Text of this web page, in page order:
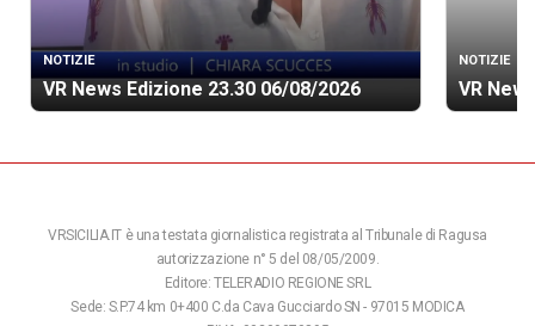
NOTIZIE
VR News Edizione 23.30 06/08/2026
NOTIZIE
VR
VRSICILIA.IT è una testata giornalistica registrata al Tribunale di Ragusa
autorizzazione n° 5 del 08/05/2009.
Editore: TELERADIO REGIONE SRL
Sede: S.P.74 km 0+400 C.da Cava Gucciardo SN - 97015 MODICA